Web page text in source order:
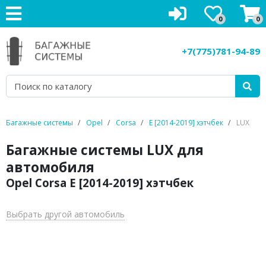
0 0
+7(775)781-94-89
Багажные системы Opel Corsa E [2014-2019] хэтчбек LUX
Багажные системы LUX для
автомобиля
Opel Corsa E [2014-2019] хэтчбек
Выбрать другой автомобиль
Багажники на крышу
Рейлинги на крышу
Боксы на крышу
Велокрепления
Крепления для лыж
Грузовые корзины
Аксессуары
Услуги